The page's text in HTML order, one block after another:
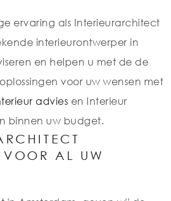
ervaring als Interieurarchitect
interieurontwerper in
en helpen u met de de
voor uw wensen met
advies en Interieur
binnen uw budget.
AL UW